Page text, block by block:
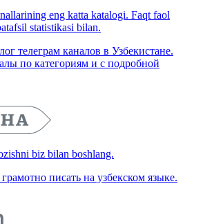
eng katta katalogi. Faqt faol
statistikasi bilan.
телеграм каналов в Узбекистане.
по категориям и с подробной
biz bilan boshlang.
писать на узбекском языке.